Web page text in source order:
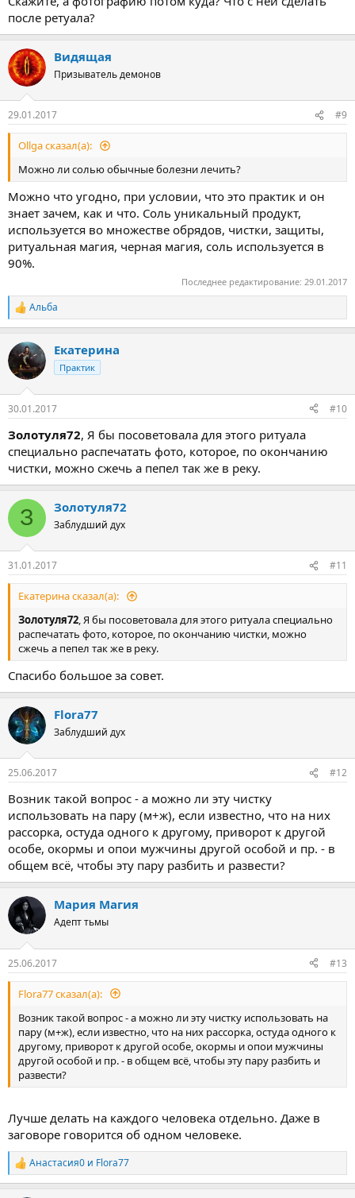
после ретуала?
Видящая
Призыватель демонов
29.01.2017 #9
Ollga сказал(а):
Можно ли солью обычные болезни лечить?
Можно что угодно, при условии, что это практик и он
знает зачем, как и что. Соль уникальный продукт,
используется во множестве обрядов, чистки, защиты,
ритуальная магия, черная магия, соль используется в
90%.
Последнее редактирование: 29.01.2017
Р
е
к
ц
и
Альба
Екатерина
Практик
30.01.2017 #10
Золотуля72, Я бы посоветовала для этого ритуала
специально распечатать фото, которое, по окончанию
чистки, можно сжечь а пепел так же в реку.
З Золотуля72
Заблудший дух
31.01.2017 #11
Екатерина сказал(а):
Золотуля72, Я бы посоветовала для этого ритуала специально
распечатать фото, которое, по окончанию чистки, можно
сжечь а пепел так же в реку.
Спасибо большое за совет.
Flora77
Заблудший дух
25.06.2017 #12
Возник такой вопрос - а можно ли эту чистку
использовать на пару (м+ж), если известно, что на них
рассорка, остуда одного к другому, приворот к другой
особе, окормы и опои мужчины другой особой и пр. - в
общем всё, чтобы эту пару разбить и развести?
Мария Магия
Адепт тьмы
25.06.2017 #13
Flora77 сказал(а):
Возник такой вопрос - а можно ли эту чистку использовать на
пару (м+ж), если известно, что на них рассорка, остуда одного к
другому, приворот к другой особе, окормы и опои мужчины
другой особой и пр. - в общем всё, чтобы эту пару разбить и
развести?
Лучше делать на каждого человека отдельно. Даже в
заговоре говорится об одном человеке.
Р
е
Анастасия0 и Flora77